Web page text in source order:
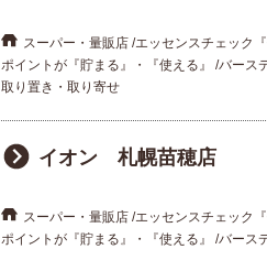
スーパー・量販店 エッセンスチェック『
ポイントが『貯まる』・『使える』
バース
取り置き・取り寄せ
イオン 札幌苗穂店
スーパー・量販店 エッセンスチェック『
ポイントが『貯まる』・『使える』
バース